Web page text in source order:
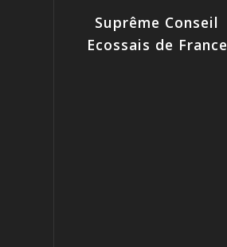
Suprême Conseil
Ecossais de France